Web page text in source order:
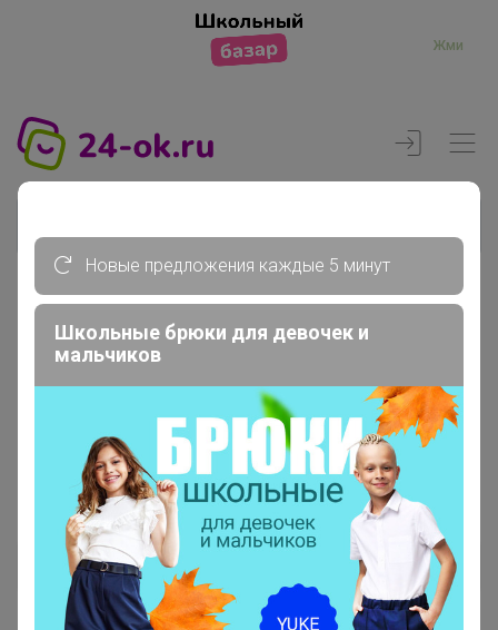
Жми
Регистрация
Новые предложения каждые 5 минут
Школьные брюки для девочек и
мальчиков